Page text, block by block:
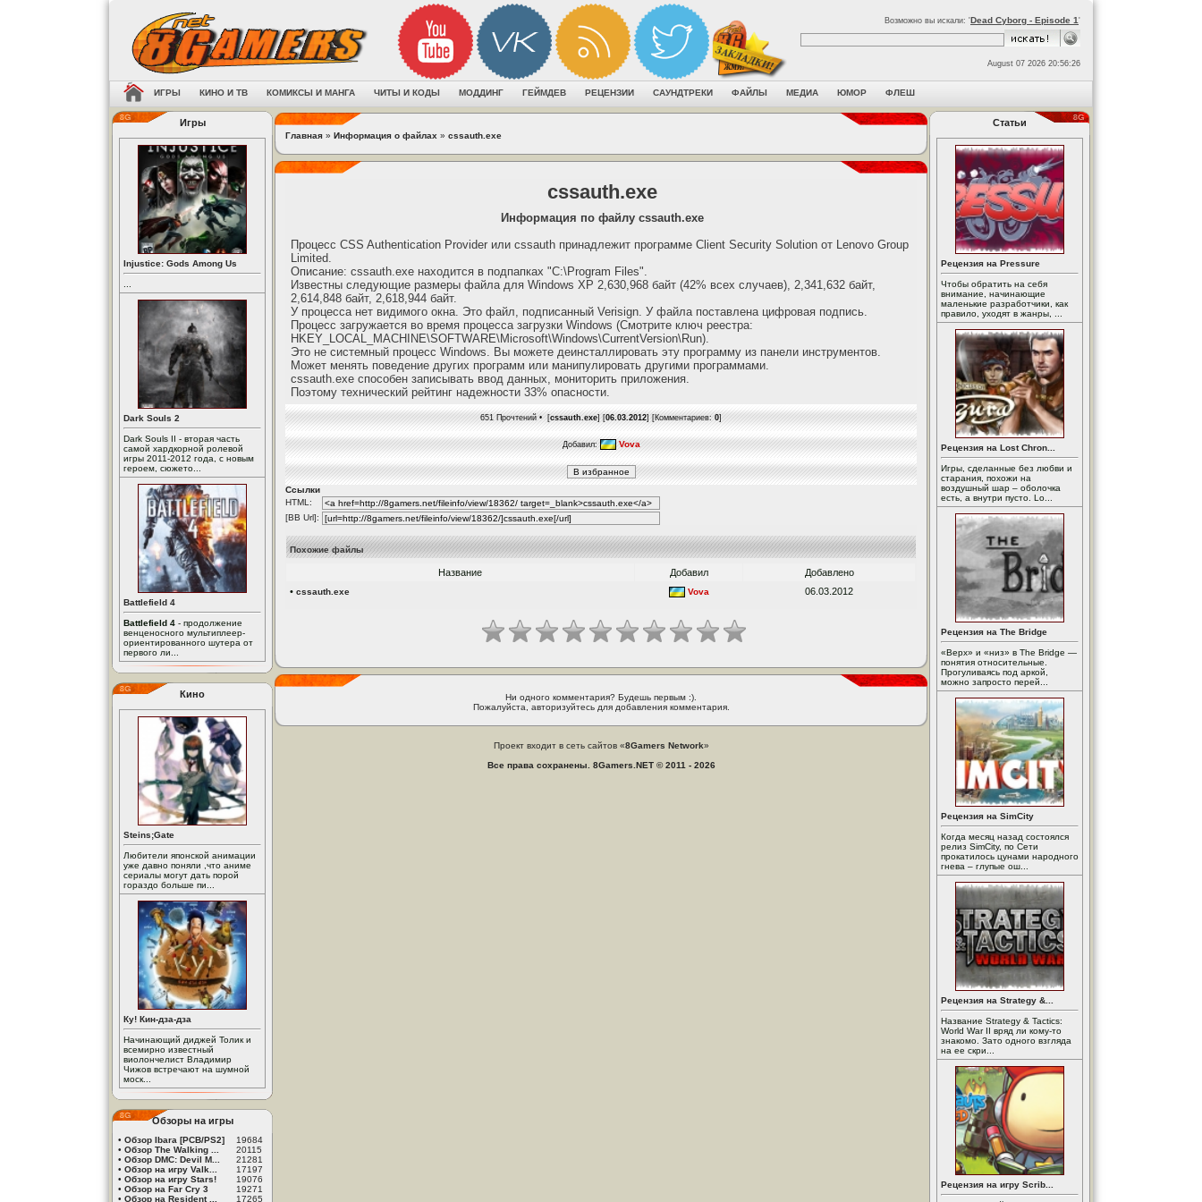
Возможно вы искали: 'Dead Cyborg - Episode 1 '
August 07 2026 20:56:26
ИГРЫ КИНО И ТВ КОМИКСЫ И МАНГА ЧИТЫ И КОДЫ МОДДИНГ ГЕЙМДЕВ РЕЦЕНЗИИ САУНДТРЕКИ ФАЙЛЫ МЕДИА ЮМОР ФЛЕШ
Игры
Injustice: Gods Among Us
Dark Souls 2
Dark Souls II - вторая часть
самой хардкорной ролевой
игры 2011-2012 года, с новым
героем, сюжето...
Battlefield 4
Battlefield 4 - продолжение
венценосного мультиплеер-
ориентированного шутера от
первого ли...
Кино
Steins;Gate
Любители японской анимации
уже давно поняли ,что аниме
сериалы могут дать порой
гораздо больше пи...
Ку! Кин-дза-дза
Начинающий диджей Толик и
всемирно известный
виолончелист Владимир
Чижов встречают на шумной
моск...
Обзоры на игры
• Обзор Ibara [PCB/PS2]
19684
• Обзор The Walking ...
20115
• Обзор DMC: Devil M...
21281
• Обзор на игру Valk...
17197
• Обзор на игру Stars!
19076
• Обзор на Far Cry 3
19271
• Обзор на Resident ... 17265
Главная » Информация о файлах » cssauth.exe
cssauth.exe
Информация по файлу cssauth.exe
Процесс CSS Authentication Provider или cssauth принадлежит программе Client Security Solution от Lenovo Group
Limited.
Описание: cssauth.exe находится в подпапках "C:\Program Files".
Известны следующие размеры файла для Windows XP 2,630,968 байт (42% всех случаев), 2,341,632 байт,
2,614,848 байт, 2,618,944 байт.
У процесса нет видимого окна. Это файл, подписанный Verisign. У файла поставлена цифровая подпись.
Процесс загружается во время процесса загрузки Windows (Смотрите ключ реестра:
HKEY_LOCAL_MACHINE\SOFTWARE\Microsoft\Windows\CurrentVersion\Run).
Это не системный процесс Windows. Вы можете деинсталлировать эту программу из панели инструментов.
Может менять поведение других программ или манипулировать другими программами.
cssauth.exe способен записывать ввод данных, мониторить приложения.
Поэтому технический рейтинг надежности 33% опасности.
651 Прочтений • [cssauth.exe] [06.03.2012] [Комментариев: 0]
Добавил: Vova
Ссылки
HTML:
[BB Url]:
Похожие файлы
Название Добавил
Добавлено
• cssauth.exe Vova 06.03.2012
Ни одного комментария? Будешь первым :).
Пожалуйста, авторизуйтесь для добавления комментария.
Проект входит в сеть сайтов «8Gamers Network»
Все права сохранены. 8Gamers.NET © 2011 - 2026
Статьи
Рецензия на Pressure
Чтобы обратить на себя
внимание, начинающие
маленькие разработчики, как
правило, уходят в жанры, ...
Рецензия на Lost Chron...
Игры, сделанные без любви и
старания, похожи на
воздушный шар – оболочка
есть, а внутри пусто. Lo...
Рецензия на The Bridge
«Верх» и «низ» в The Bridge —
понятия относительные.
Прогуливаясь под аркой,
можно запросто перей...
Рецензия на SimCity
Когда месяц назад состоялся
релиз SimCity, по Сети
прокатилось цунами народного
гнева – глупые ош...
Рецензия на Strategy &...
Название Strategy & Tactics:
World War II вряд ли кому-то
знакомо. Зато одного взгляда
на ее скри...
Рецензия на игру Scrib...